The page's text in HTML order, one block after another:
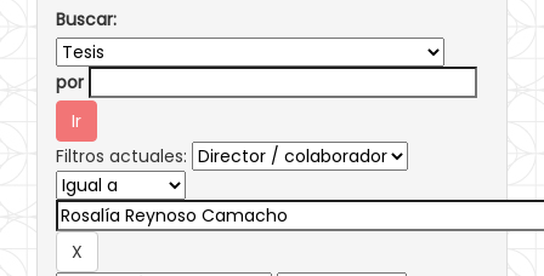
Buscar:
por
Filtros actuales: